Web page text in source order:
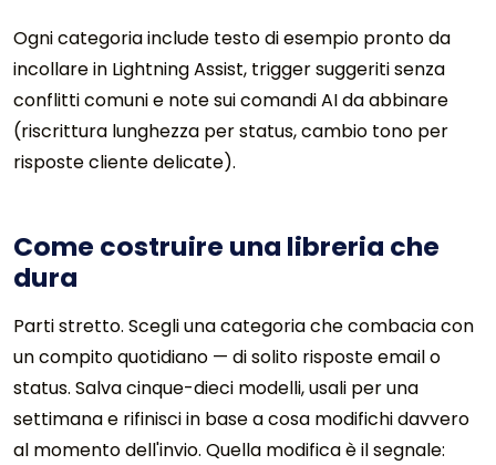
Ogni categoria include testo di esempio pronto da
incollare in Lightning Assist, trigger suggeriti senza
conflitti comuni e note sui comandi AI da abbinare
(riscrittura lunghezza per status, cambio tono per
risposte cliente delicate).
Come costruire una libreria che
dura
Parti stretto. Scegli una categoria che combacia con
un compito quotidiano — di solito risposte email o
status. Salva cinque-dieci modelli, usali per una
settimana e rifinisci in base a cosa modifichi davvero
al momento dell'invio. Quella modifica è il segnale: